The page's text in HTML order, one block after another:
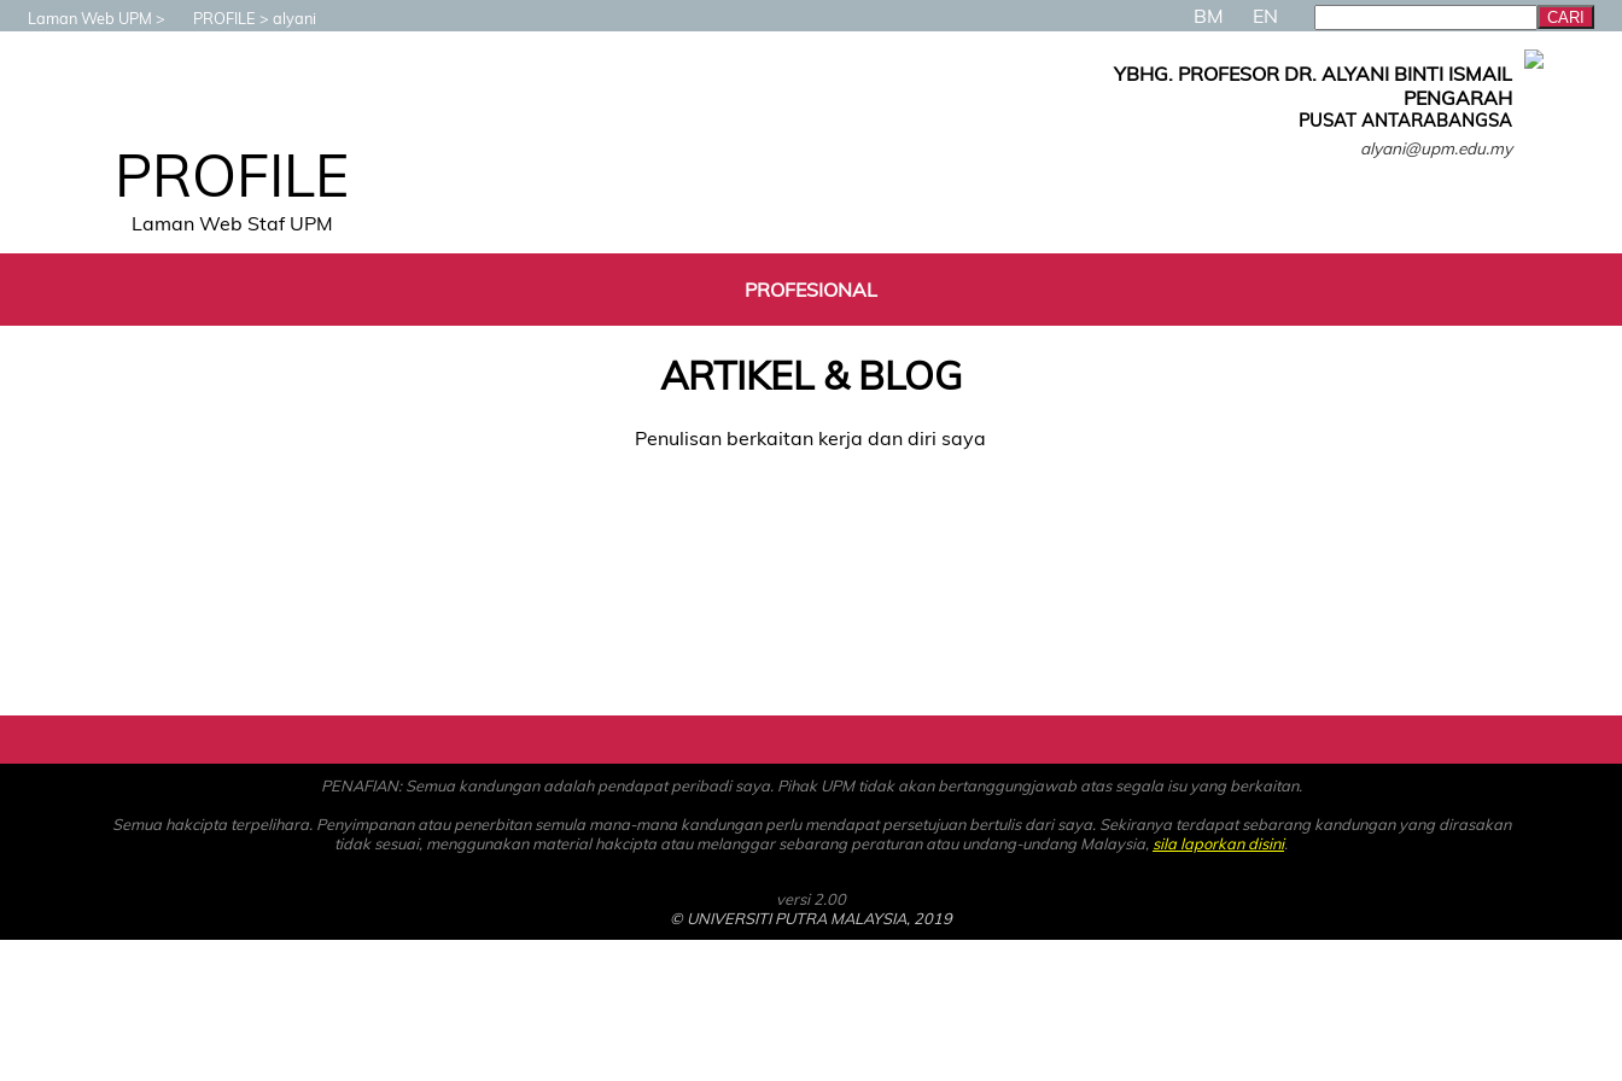
Laman Web UPM PROFILE alyani BM EN
PROFILE
Laman Web Staf UPM
YBHG. PROFESOR DR. ALYANI BINTI ISMAIL
PENGARAH
PUSAT ANTARABANGSA
alyani@upm.edu.my
PROFESIONAL
ARTIKEL & BLOG
Penulisan berkaitan kerja dan diri saya
PENAFIAN: Semua kandungan adalah pendapat peribadi saya. Pihak UPM tidak akan bertanggungjawab atas segala isu yang berkaitan.
Semua hakcipta terpelihara. Penyimpanan atau penerbitan semula mana-mana kandungan perlu mendapat persetujuan bertulis dari saya. Sekiranya terdapat sebarang kandungan yang dirasakan
tidak sesuai, menggunakan material hakcipta atau melanggar sebarang peraturan atau undang-undang Malaysia, sila laporkan disini.
versi 2.00
© UNIVERSITI PUTRA MALAYSIA, 2019